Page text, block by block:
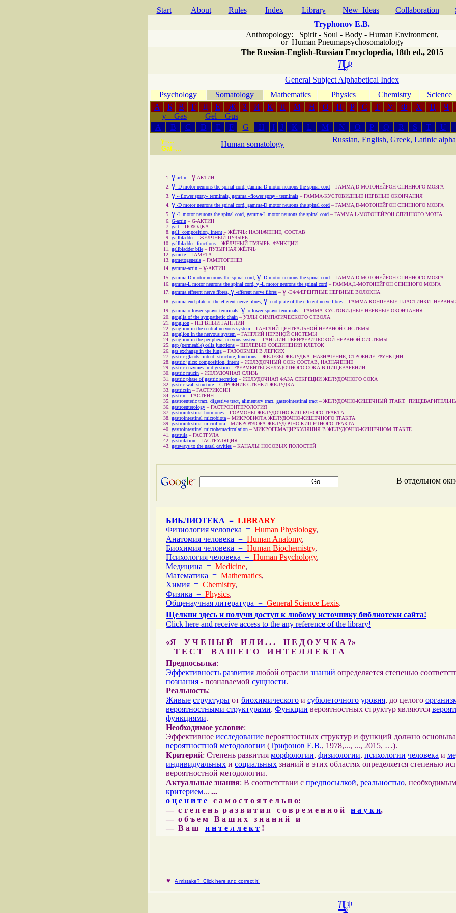
Start About Rules Index Library New Ideas Сollaboration
Tryphonov E.B.
Anthropology: Spirit - Soul - Body - Human Environment,
or Human Pneumapsychosomatology
The Russian-English-Russian Encyclopedia, 18th ed., 2015
πψ
σ
General Subject Alphabetical Index
Psychology
Somatology Mathematics Physics Chemistry
А
Б В Г Д Е Ж З И К Л М Н О П Р С Т У Ф Х Ц Ч
γ – Gas
Gel – Gus
A
B C D E F G H I J K L M N O P Q R S T U
γ–...
Gat–...
Human somatology
Russian, English, Greek, Latinic
γ-actin – γ-АКТИН
γ ‑D motor neurons the spinal cord, gamma-D motor neurons the spinal cord – ГАММА,D-МОТОНЕЙРОН СПИННОГО МОЗГА
γ ‑«flower spray» terminals, gamma «flower spray» terminals – ГАММА-КУСТОВИДНЫЕ НЕРВНЫЕ ОКОНЧАНИЯ
γ ‑D motor neurons the spinal cord, gamma-D motor neurons the spinal cord – ГАММА,D-МОТОНЕЙРОН СПИННОГО МОЗГА
γ ‑L motor neurons the spinal cord, gamma-L motor neurons the spinal cord – ГАММА,L-МОТОНЕЙРОН СПИННОГО МОЗГА
G-actin – G-АКТИН
gait – ПОХОДКА
gall: composition, intent – ЖЁЛЧЬ: НАЗНАЧЕНИЕ, СОСТАВ
gallbladder– ЖЁЛЧНЫЙ ПУЗЫРЬ
gallbladder: functions – ЖЁЛЧНЫЙ ПУЗЫРЬ: ФУНКЦИИ
gallbladder bile – ПУЗЫРНАЯ ЖЁЛЧЬ
gamete – ГАМЕТА
gametogenesis – ГАМЕТОГЕНЕЗ
gamma-actin – γ-АКТИН
gamma-D motor neurons the spinal cord, γ ‑D motor neurons the spinal cord – ГАММА,D-МОТОНЕЙРОН СПИННОГО МОЗГА
gamma-L motor neurons the spinal cord, γ‑L motor neurons the spinal cord – ГАММА,L-МОТОНЕЙРОН СПИННОГО МОЗГА
gamma efferent nerve fibres, γ ‑efferent nerve fibres – γ ‑ЭФФЕРЕНТНЫЕ НЕРВНЫЕ ВОЛОКНА
gamma end plate of the efferent nerve fibres, γ ‑end plate of the efferent nerve fibres – ГАММА-КОНЦЕВЫЕ ПЛАСТИНКИ
gamma «flower spray» terminals, γ ‑«flower spray» terminals – ГАММА-КУСТОВИДНЫЕ НЕРВНЫЕ ОКОНЧАНИЯ
ganglia of the sympathetic chain – УЗЛЫ СИМПАТИЧЕСКОГО СТВОЛА
ganglion – НЕРВНЫЙ ГАНГЛИЙ
ganglion in the central nervous system – ГАНГЛИЙ ЦЕНТРАЛЬНОЙ НЕРВНОЙ СИСТЕМЫ
ganglion in the nervous system – ГАНГЛИЙ НЕРВНОЙ СИСТЕМЫ
ganglion in the peripheral nervous system – ГАНГЛИЙ ПЕРИФЕРИЧЕСКОЙ НЕРВНОЙ СИСТЕМЫ
gap (permeable) cells junctions – ЩЕЛЕВЫЕ СОЕДИНЕНИЯ КЛЕТОК
gas exchange in the lung – ГАЗООБМЕН В ЛЁГКИХ
gastric glands: intent, structure, functions – ЖЕЛЕЗЫ ЖЕЛУДКА: НАЗНАЧЕНИЕ, СТРОЕНИЕ, ФУНКЦИИ
gastric juice: composition, intent – ЖЕЛУДОЧНЫЙ СОК: СОСТАВ, НАЗНАЧЕНИЕ
gastric enzymes in digestion – ФЕРМЕНТЫ ЖЕЛУДОЧНОГО СОКА В ПИЩЕВАРЕНИИ
gastric mucin – ЖЕЛУДОЧНАЯ СЛИЗЬ
gastric phase of gastric secretion – ЖЕЛУДОЧНАЯ ФАЗА СЕКРЕЦИИ ЖЕЛУДОЧНОГО СОКА
gastric wall structure – СТРОЕНИЕ СТЕНКИ ЖЕЛУДКА
gastricsin – ГАСТРИКСИН
gastrin – ГАСТРИН
gastroenteric tract, digestive tract, alimentary tract, gastrointestinal tract – ЖЕЛУДОЧНО-КИШЕЧНЫЙ ТРАКТ,
gastroenterology – ГАСТРОЭНТЕРОЛОГИЯ
gastrointestinal hormones – ГОРМОНЫ ЖЕЛУДОЧНО-КИШЕЧНОГО ТРАКТА
gastrointestinal microbiota – МИКРОБИОТА ЖЕЛУДОЧНО-КИШЕЧНОГО ТРАКТА
gastrointestinal microflora – МИКРОФЛОРА ЖЕЛУДОЧНО-КИШЕЧНОГО ТРАКТА
gastrointestinal microhemacirculation – МИКРОГЕМАЦИРКУЛЯЦИЯ В ЖЕЛУДОЧНО-КИШЕЧНОМ ТРАКТЕ
gastrula – ГАСТРУЛА
gastrulation – ГАСТРУЛЯЦИЯ
gateways to the nasal cavities – КАНАЛЫ НОСОВЫХ ПОЛОСТЕЙ
В отдельном
БИБЛИОТЕКА = LIBRARY
Физиология человека = Human Physiology,
Анатомия человека = Human Anatomy,
Биохимия человека = Human Biochemistry,
Психология человека = Human Psychology,
Медицина = Medicine,
Математика = Mathematics,
Химия = Chemistry,
Физика = Physics,
Общенаучная литература = General Science Lexis.
Щелкни здесь и получи доступ к любому источнику библиотеки сайта!
Click here and receive access to the any reference of the library!
«Я У Ч Е Н Ы Й И Л И . . . Н Е Д О У Ч К А ?»
Т Е С Т В А Ш Е Г О И Н Т Е Л Л Е К Т А
Предпосылка:
Эффективность развития любой отрасли знаний определяется степенью
познания - познаваемой сущности.
Реальность:
Живые структуры от биохимического и субклеточного уровня, до целого
вероятностными структурами. Функции вероятностных структур являются
функциями.
Необходимое условие:
Эффективное исследование вероятностных структур и функций должно
вероятностной методологии (Трифонов Е.В., 1978,..., ..., 2015, …).
Критерий: Степень развития морфологии, физиологии, психологии человека и
индивидуальных и социальных знаний в этих областях определяется степенью
вероятностной методологии.
Актуальные знания: В соответствии с предпосылкой, реальностью, необходимым
критерием... ...
о ц е н и т е с а м о с т о я т е л ь н о:
— с т е п е н ь р а з в и т и я с о в р е м е н н о й н а у к и,
— о б ъ е м В а ш и х з н а н и й и
— В а ш и н т е л л е к т !
♥ A mistake? Click here and correct it!
πψ
σ